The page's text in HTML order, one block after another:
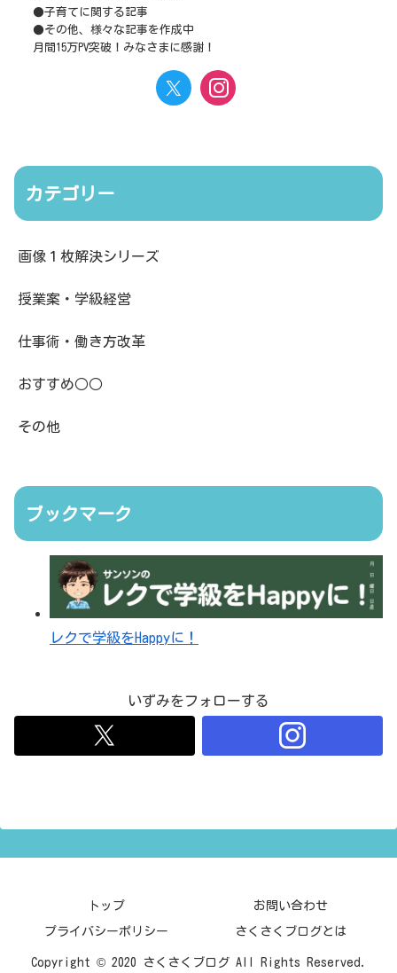
●子育てに関する記事
●その他、様々な記事を作成中
月間15万PV突破！みなさまに感謝！
カテゴリー
画像１枚解決シリーズ
授業案・学級経営
仕事術・働き方改革
おすすめ○○
その他
ブックマーク
レクで学級をHappyに！
いずみをフォローする
トップ お問い合わせ
プライバシーポリシー さくさくブログとは
Copyright © 2020 さくさくブログ All Rights Reserved.